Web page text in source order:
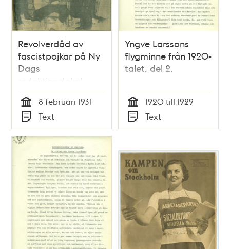
Revolverdåd av
fascistpojkar på Ny
Dags
redaktionslokal.
Sillén skulle slås i
bojor
Tid
8 februari 1931
Typ
Text
Yngve Larssons
flygminne från 1920-
talet, del 2.
Tid
1920 till 1929
Typ
Text